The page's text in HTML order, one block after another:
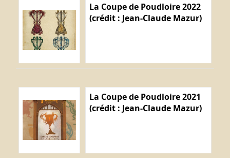
La Coupe de Poudloire 2022
(crédit : Jean-Claude Mazur)
La Coupe de Poudloire 2021
(crédit : Jean-Claude Mazur)